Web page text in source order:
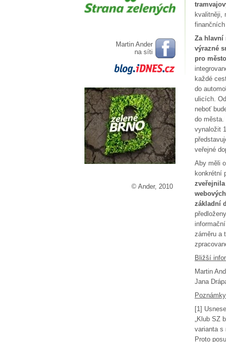
kvalitněji,
Za hlavní
výrazné
pro
každé
do
ulicích.
neboť
do města.
vynaložit
veřejné
Aby měli
konkrétní
základní
záměru a
Bližší
Martin
Jana
[1]
„Klub SZ
varianta s
Proto
Martin Ander
na síti
© Ander, 2010